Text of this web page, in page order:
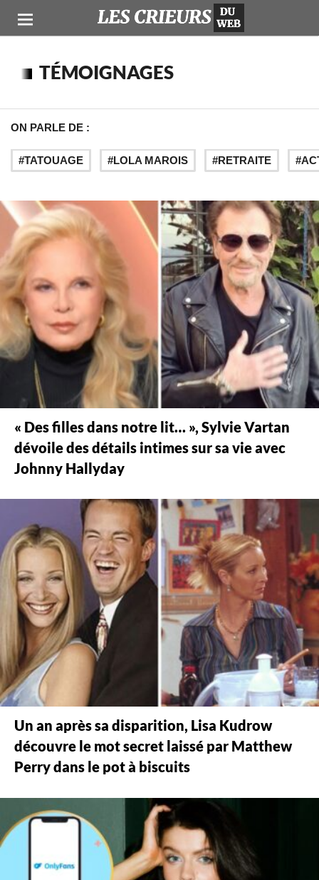
TÉMOIGNAGES
ON PARLE DE :
TATOUAGE LOLA MAROIS RETRAITE
« Des filles dans notre lit… », Sylvie Vartan
dévoile des détails intimes sur sa vie avec
Johnny Hallyday
Un an après sa disparition, Lisa Kudrow
découvre le mot secret laissé par Matthew
Perry dans le pot à biscuits